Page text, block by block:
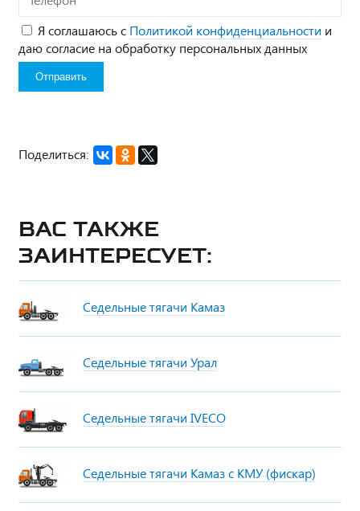
Я соглашаюсь с Политикой конфиденциальности и
даю согласие на обработку персональных данных
Поделиться:
Вас также
заинтересует:
Седельные тягачи Камаз
Седельные тягачи Урал
Седельные тягачи IVECO
Седельные тягачи Камаз с КМУ (фискар)